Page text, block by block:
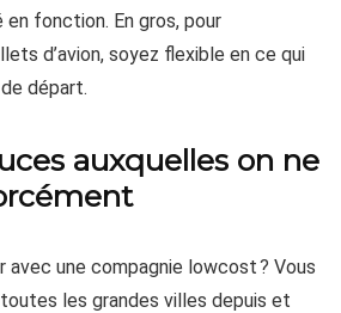
fonction. En gros, pour
d’avion, soyez flexible en ce qui
départ.
auxquelles on ne
avec une compagnie lowcost ? Vous
les grandes villes depuis et